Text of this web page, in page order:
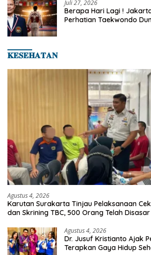
Juli 27, 2026
Berapa Hari Lagi !
Perhatian Taekwondo
𝐊𝐄𝐒𝐄𝐇𝐀𝐓𝐀𝐍
Agustus 4, 2026
Karutan Surakarta Tinjau Pelaksanaan
dan Skrining TBC, 500 Orang Telah Disasar
Agustus 4, 2026
Dr. Jusuf Kristianto Ajak
Terapkan Gaya Hidup